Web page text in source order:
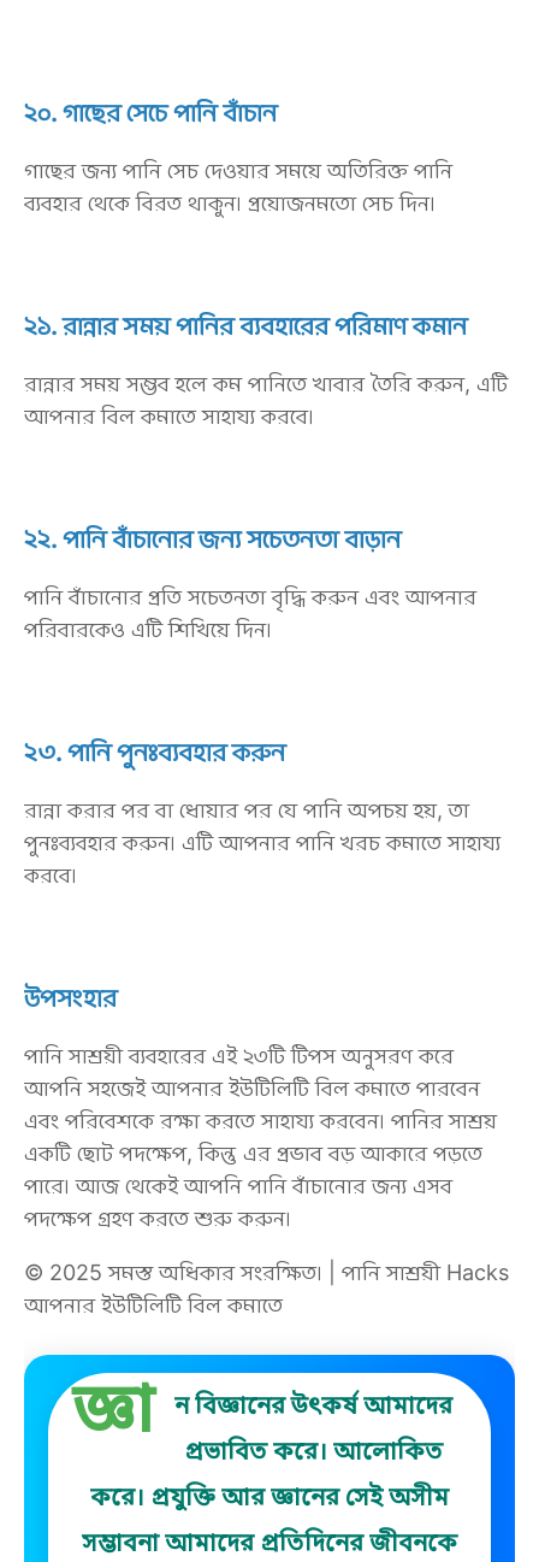
২০. গাছের সেচে পানি বাঁচান
গাছের জন্য পানি সেচ দেওয়ার সময়ে অতিরিক্ত পানি
ব্যবহার থেকে বিরত থাকুন। প্রয়োজনমতো সেচ দিন।
২১. রান্নার সময় পানির ব্যবহারের পরিমাণ কমান
রান্নার সময় সম্ভব হলে কম পানিতে খাবার তৈরি করুন, এটি
আপনার বিল কমাতে সাহায্য করবে।
২২. পানি বাঁচানোর জন্য সচেতনতা বাড়ান
পানি বাঁচানোর প্রতি সচেতনতা বৃদ্ধি করুন এবং আপনার
পরিবারকেও এটি শিখিয়ে দিন।
২৩. পানি পুনঃব্যবহার করুন
রান্না করার পর বা ধোয়ার পর যে পানি অপচয় হয়, তা
পুনঃব্যবহার করুন। এটি আপনার পানি খরচ কমাতে সাহায্য
করবে।
উপসংহার
পানি সাশ্রয়ী ব্যবহারের এই ২৩টি টিপস অনুসরণ করে
আপনি সহজেই আপনার ইউটিলিটি বিল কমাতে পারবেন
এবং পরিবেশকে রক্ষা করতে সাহায্য করবেন। পানির সাশ্রয়
একটি ছোট পদক্ষেপ, কিন্তু এর প্রভাব বড় আকারে পড়তে
পারে। আজ থেকেই আপনি পানি বাঁচানোর জন্য এসব
পদক্ষেপ গ্রহণ করতে শুরু করুন।
© 2025 সমস্ত অধিকার সংরক্ষিত। | পানি সাশ্রয়ী Hacks
আপনার ইউটিলিটি বিল কমাতে
জ্ঞা
ন বিজ্ঞানের উৎকর্ষ আমাদের
প্রভাবিত করে। আলোকিত
করে। প্রযুক্তি আর জ্ঞানের সেই অসীম
সম্ভাবনা আমাদের প্রতিদিনের জীবনকে